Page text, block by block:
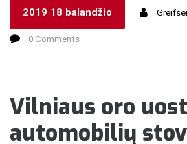
2019 18 balandžio
0 Comments
Vilniaus oro
automobilių